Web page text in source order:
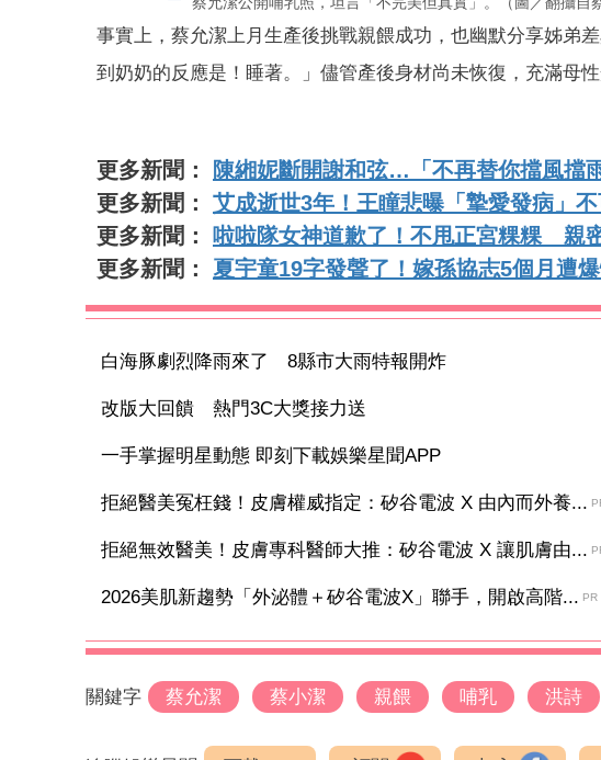
事實上，蔡允潔上月生產後挑戰親餵成功，也幽默分享姊弟
到奶奶的反應是！睡著。」儘管產後身材尚未恢復，充滿母
更多新聞：
陳緗妮斷開謝和弦…「不再替你擋風擋
更多新聞： 艾成逝世3年！王瞳悲曝「摯愛發病」
更多新聞： 啦啦隊女神道歉了！不甩正宮粿粿 親
更多新聞： 夏宇童19字發聲了！嫁孫協志5個月遭
白海豚劇烈降雨來了 8縣市大雨特報開炸
改版大回饋 熱門3C大獎接力送
一手掌握明星動態 即刻下載娛樂星聞APP
拒絕醫美冤枉錢！皮膚權威指定：矽谷電波 X 由內而外養...
拒絕無效醫美！皮膚專科醫師大推：矽谷電波 X 讓肌膚由...
2026美肌新趨勢「外泌體＋矽谷電波X」聯手，開啟高階... PR
關鍵字 蔡允潔 蔡小潔 親餵 哺乳 洪詩